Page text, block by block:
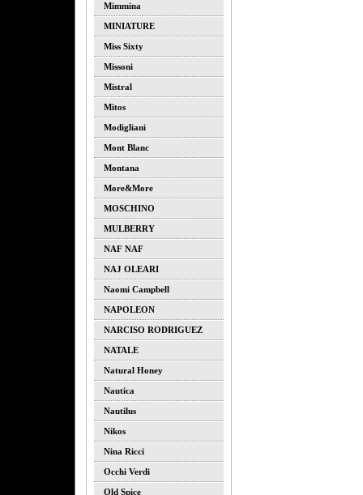
Mimmina
MINIATURE
Miss Sixty
Missoni
Mistral
Mitos
Modigliani
Mont Blanc
Montana
More&more
MOSCHINO
MULBERRY
NAF NAF
NAJ OLEARI
Naomi Campbell
NAPOLEON
NARCISO RODRIGUEZ
NATALE
Natural Honey
Nautica
Nautilus
Nikos
Nina Ricci
Occhi Verdi
Old Spice